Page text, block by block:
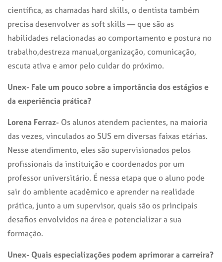
científica, as chamadas hard skills, o dentista também
precisa desenvolver as soft skills — que são as
habilidades relacionadas ao comportamento e postura no
trabalho,destreza manual,organização, comunicação,
escuta ativa e amor pelo cuidar do próximo.
Unex- Fale um pouco sobre a importância dos estágios e
da experiência prática?
Lorena Ferraz- Os alunos atendem pacientes, na maioria
das vezes, vinculados ao SUS em diversas faixas etárias.
Nesse atendimento, eles são supervisionados pelos
profissionais da instituição e coordenados por um
professor universitário. É nessa etapa que o aluno pode
sair do ambiente acadêmico e aprender na realidade
prática, junto a um supervisor, quais são os principais
desafios envolvidos na área e potencializar a sua
formação.
Unex- Quais especializações podem aprimorar a carreira?